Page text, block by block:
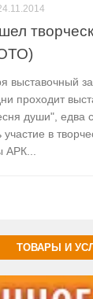
выставочный
проходит
души", едва
в
АРК...
ТОВАРЫ И